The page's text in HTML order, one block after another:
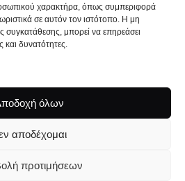
χαρακτήρα, όπως συμπεριφορά
σε αυτόν τον ιστότοπο. Η μη
μπορεί να επηρεάσει
και δυνατότητες.
όλων
αποδέχομαι
προτιμήσεων
Προϊόντα Επικοινωνία